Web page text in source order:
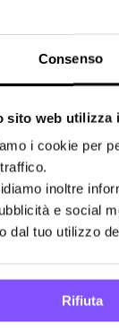
Consenso
sito web utilizza
i cookie per
inoltre
e social
dal tuo utilizzo
Rifiuta
ho
aiutato
conto che